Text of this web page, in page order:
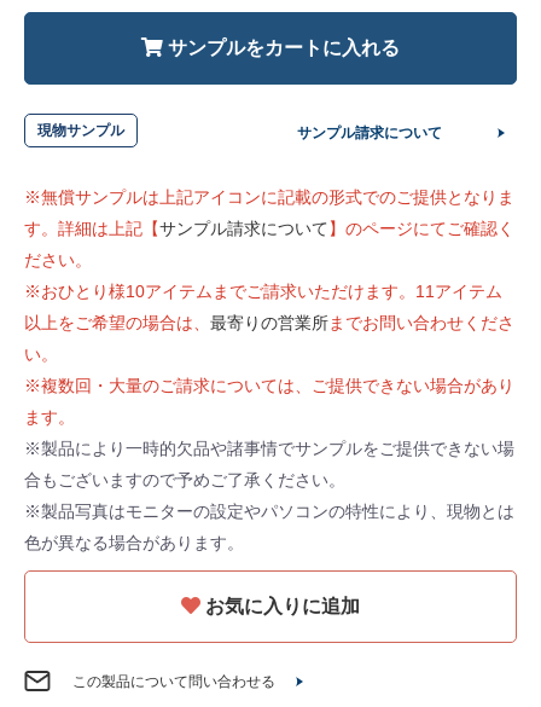
サンプルをカートに入れる
現物サンプル サンプル請求について
※無償サンプルは上記アイコンに記載の形式でのご提供となりま
す。詳細は上記【サンプル請求について】のページにてご確認く
ださい。
※おひとり様10アイテムまでご請求いただけます。11アイテム
以上をご希望の場合は、 最寄りの営業所までお問い合わせくださ
い。
※複数回・大量のご請求については、ご提供できない場合があり
ます。
※製品により一時的欠品や諸事情でサンプルをご提供できない場
合もございますので予めご了承ください。
※製品写真はモニターの設定やパソコンの特性により、現物とは
色が異なる場合があります。
お気に入りに追加
この製品について問い合わせる